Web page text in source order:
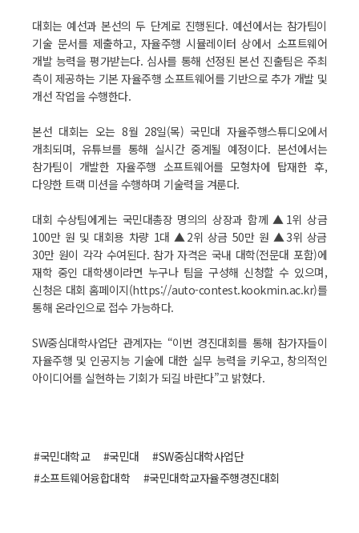
대회는 예선과 본선의 두 단계로 진행된다. 예선에서는 참가팀이
기술 문서를 제출하고, 자율주행 시뮬레이터 상에서 소프트웨어
개발 능력을 평가받는다. 심사를 통해 선정된 본선 진출팀은 주최
측이 제공하는 기본 자율주행 소프트웨어를 기반으로 추가 개발 및
개선 작업을 수행한다.
본선 대회는 오는 8월 28일(목) 국민대 자율주행스튜디오에서
개최되며, 유튜브를 통해 실시간 중계될 예정이다. 본선에서는
참가팀이 개발한 자율주행 소프트웨어를 모형차에 탑재한 후,
다양한 트랙 미션을 수행하며 기술력을 겨룬다.
대회 수상팀에게는 국민대총장 명의의 상장과 함께 ▲1위 상금
100만 원 및 대회용 차량 1대 ▲2위 상금 50만 원 ▲3위 상금
30만 원이 각각 수여된다. 참가 자격은 국내 대학(전문대 포함)에
재학 중인 대학생이라면 누구나 팀을 구성해 신청할 수 있으며,
신청은 대회 홈페이지(https://auto-contest.kookmin.ac.kr)를
통해 온라인으로 접수 가능하다.
SW중심대학사업단 관계자는 “이번 경진대회를 통해 참가자들이
자율주행 및 인공지능 기술에 대한 실무 능력을 키우고, 창의적인
아이디어를 실현하는 기회가 되길 바란다”고 밝혔다.
#국민대학교 #국민대
#SW중심대학사업단
#소프트웨어융합대학
#국민대학교자율주행경진대회